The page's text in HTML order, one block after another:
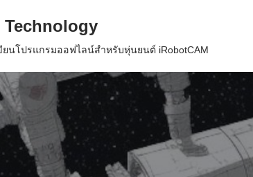
Technology
นโปรแกรมออฟไลน์สำหรับหุ่นยนต์ iRobotCAM